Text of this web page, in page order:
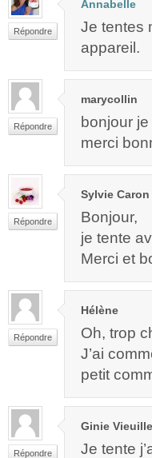
Répondre
Annabelle
Je tentes
appareil.
Répondre
marycollin
bonjour
merci
Répondre
Sylvie Caron
Bonjour,
je tente
Merci et
Répondre
Hélène
Oh, trop
J’ai
petit
Répondre
Ginie Vieuille
Je tente